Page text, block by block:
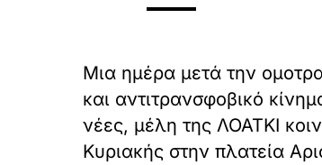
Μια ημέρα μετά την
και αντιτρανσφοβικό
νέες, μέλη της ΛΟΑΤΚΙ
Κυριακής στην πλατεία